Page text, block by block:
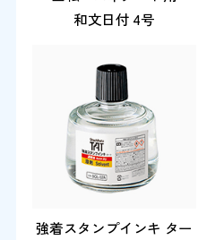
和文日付 4号
強着スタンプインキ ター